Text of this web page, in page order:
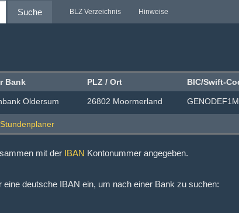
Suche BLZ Verzeichnis Hinweise
Bank PLZ / Ort BIC/Swift-
Oldersum 26802 Moormerland
mit der IBAN Kontonummer angegeben.
deutsche IBAN ein, um nach einer Bank zu suchen: